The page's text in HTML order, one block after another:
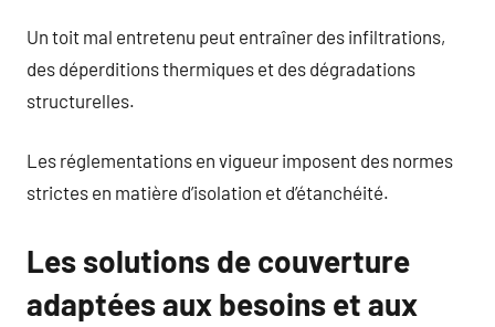
Un toit mal entretenu peut entraîner des infiltrations,
des déperditions thermiques et des dégradations
structurelles.
Les réglementations en vigueur imposent des normes
strictes en matière d’isolation et d’étanchéité.
Les solutions de couverture
adaptées aux besoins et aux